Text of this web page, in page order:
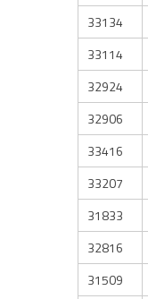
33134
33114
32924
32906
33416
33207
31833
32816
31509